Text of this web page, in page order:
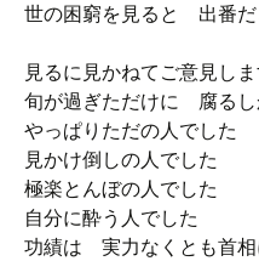
世の困窮を見ると 出番だ
見るに見かねてご意見し
旬が過ぎただけに 腐るし
やっぱりただの人でした
見かけ倒しの人でした
極楽とんぼの人でした
自分に酔う人でした
功績は 実力なくとも首相